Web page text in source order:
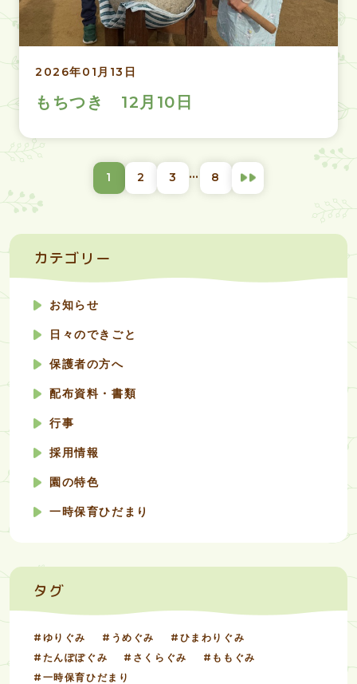
2026年01月13日
もちつき 12月10日
ナ
ビ
ー
ョ
1 2 3 … 8
カテゴリー
お知らせ
日々のできごと
保護者の方へ
配布資料・書類
行事
採用情報
園の特色
一時保育ひだまり
タグ
ゆりぐみ うめぐみ
ひまわりぐみ
たんぽぽぐみ
さくらぐみ
ももぐみ
一時保育ひだまり